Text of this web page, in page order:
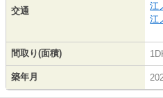
交通
江
江
間取り(面積)
築年月